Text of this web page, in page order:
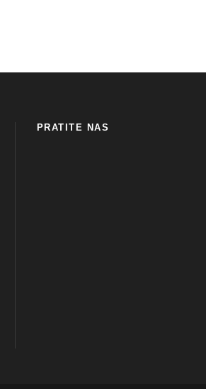
PRATITE NAS